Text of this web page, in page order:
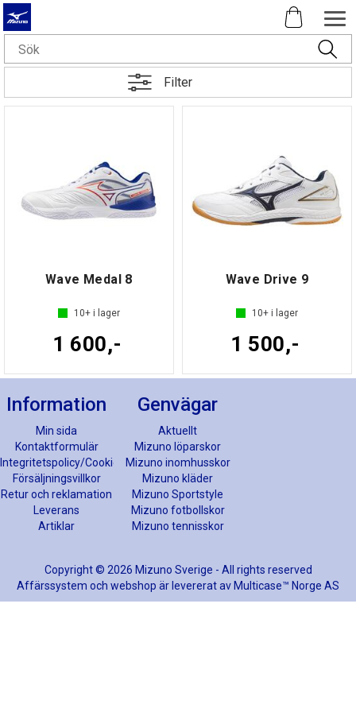
Filter
Wave Medal 8
10+ i lager
1 600,-
Wave Drive 9
10+ i lager
1 500,-
Information
Min sida
Kontaktformulär
Integritetspolicy/Cookies
Försäljningsvillkor
Retur och reklamation
Leverans
Artiklar
Genvägar
Aktuellt
Mizuno löparskor
Mizuno inomhusskor
Mizuno kläder
Mizuno Sportstyle
Mizuno fotbollskor
Mizuno tennisskor
Copyright © 2026 Mizuno Sverige - All rights reserved
Affärssystem och webshop är levererat av Multicase™ Norge AS